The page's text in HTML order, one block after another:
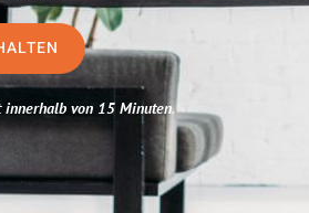
innerhalb von 15 Minuten.